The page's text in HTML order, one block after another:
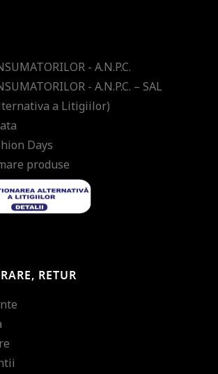
- A.N.P.C.
- A.N.P.C. – SAL
a Litigiilor)
Days
produse
RETUR